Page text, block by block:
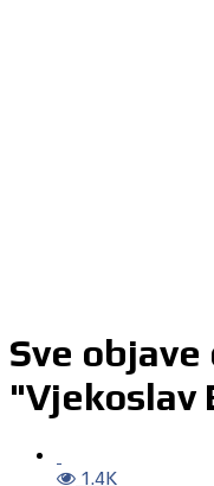
Sve objave
"Vjekoslav
1.4K